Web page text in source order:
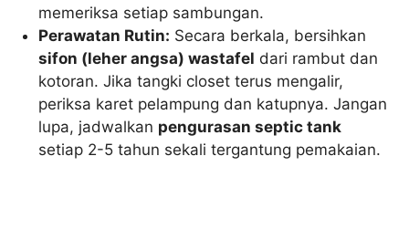
memeriksa setiap sambungan.
Perawatan Rutin: Secara berkala, bersihkan
sifon (leher angsa) wastafel dari rambut dan
kotoran. Jika tangki closet terus mengalir,
periksa karet pelampung dan katupnya. Jangan
lupa, jadwalkan pengurasan septic tank
setiap 2-5 tahun sekali tergantung pemakaian.